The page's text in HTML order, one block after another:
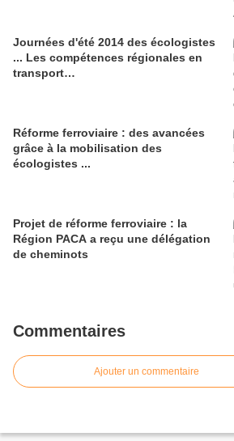
Journées d'été 2014 des écologistes
... Les compétences régionales en
transport…
Réforme ferroviaire : des avancées
grâce à la mobilisation des
écologistes ...
Projet de réforme ferroviaire : la
Région PACA a reçu une délégation
de cheminots
Commentaires
Ajouter un commentaire